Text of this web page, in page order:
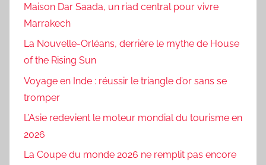
Maison Dar Saada, un riad central pour vivre
Marrakech
La Nouvelle-Orléans, derrière le mythe de House
of the Rising Sun
Voyage en Inde : réussir le triangle d’or sans se
tromper
L’Asie redevient le moteur mondial du tourisme en
2026
La Coupe du monde 2026 ne remplit pas encore